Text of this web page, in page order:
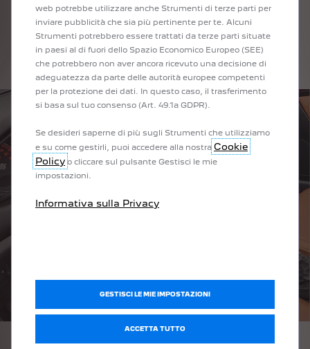
condividere la mia passione e incontrare altri fan della 607 e di
altri modelli Peugeot. In tutto il mondo. I miei follower
commentano le mie foto, ci scambiamo anche consigli o
osservazioni su tutta la gamma Peugeot.
web potrebbe utilizzare anche Strumenti di terze parti per
inviare pubblicità che sia più pertinente per te. Alcuni
Strumenti potrebbero essere trattati da terze parti situate
in paesi al di fuori dello Spazio Economico Europeo (SEE)
che potrebbero non aver ancora ricevuto una decisione di
adeguatezza da parte delle autorità europee competenti
per la protezione dei dati. In questo caso, il trasferimento
si basa sul tuo consenso (Art. 49.1a GDPR).
Se desideri saperne di più sugli Strumenti che utilizziamo
e su come gestirli, puoi accedere alla nostra Cookie
Policy o cliccare sul pulsante Gestisci le mie
impostazioni.
Informativa sulla Privacy
GESTISCI LE MIE IMPOSTAZIONI
ACCETTA TUTTO